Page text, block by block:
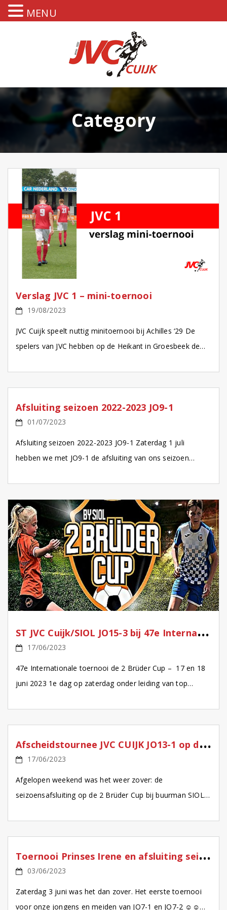
Category
Verslag JVC 1 – mini-toernooi
19/08/2023
JVC Cuijk speelt nuttig minitoernooi bij Achilles ‘29 De
spelers van JVC hebben op de Heikant in Groesbeek de
Afsluiting seizoen 2022-2023 JO9-1
01/07/2023
Afsluiting seizoen 2022-2023 JO9-1 Zaterdag 1 juli
hebben we met JO9-1 de afsluiting van ons seizoen
S
T JVC Cuijk/SIOL JO15-3 bij 47e Internationale toernooi de 2 Brüder Cup
17/06/2023
47e Internationale toernooi de 2 Brüder Cup – 17 en 18
juni 2023 1e dag op zaterdag onder leiding van top
A
fscheidstournee JVC CUIJK JO13-1 op de 2 Brüder Cup
17/06/2023
Afgelopen weekend was het weer zover: de
seizoensafsluiting op de 2 Brüder Cup bij buurman SIOL.
T
oernooi Prinses Irene en afsluiting seizoen met voetbal City JVC Cuijk JO7
03/06/2023
Zaterdag 3 juni was het dan zover. Het eerste toernooi
voor onze jongens en meiden van JO7-1 en JO7-2 ☺☺
MENU